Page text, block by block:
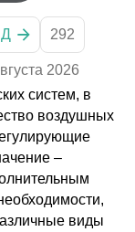
292
2026
систем, в
воздушных
–
виды